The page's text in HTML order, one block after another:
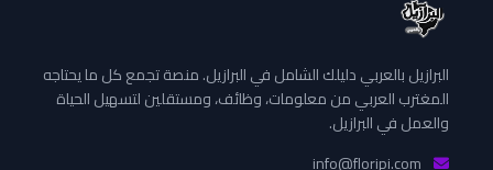
البرازيل بالعربي دليلك الشامل في البرازيل. منصة تجمع كل ما يحتاجه
المغترب العربي من معلومات، وظائف، ومستقلين لتسهيل الحياة
والعمل في البرازيل.